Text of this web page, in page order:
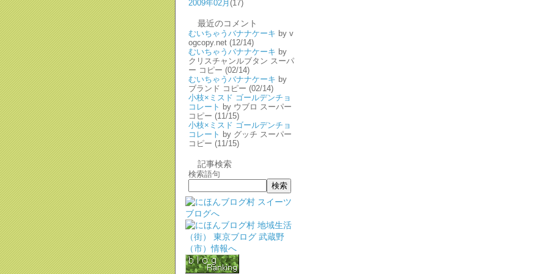
2009年02月 (17)
最近のコメント
むいちゃうバナナケーキ by v
ogcopy.net (12/14)
むいちゃうバナナケーキ by
クリスチャンルブタン スーパ
ー コピー (02/14)
むいちゃうバナナケーキ by
ブランド コピー (02/14)
小枝×ミスド ゴールデンチョ
コレート by ウブロ スーパー
コピー (11/15)
小枝×ミスド ゴールデンチョ
コレート by グッチ スーパー
コピー (11/15)
記事検索
検索語句